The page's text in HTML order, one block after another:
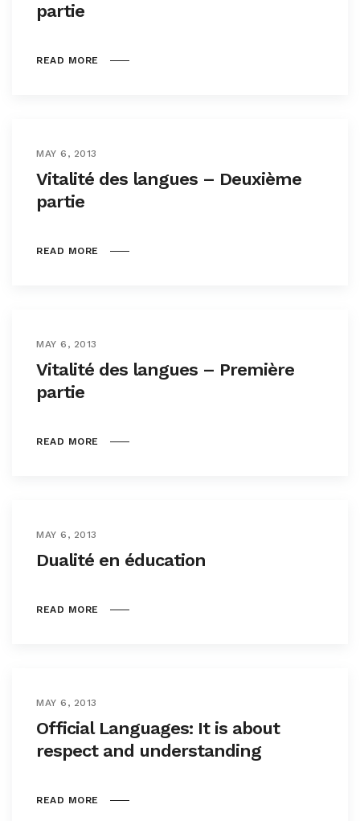
partie
READ MORE
MAY 6, 2013
Vitalité des langues – Deuxième
partie
READ MORE
MAY 6, 2013
Vitalité des langues – Première
partie
READ MORE
MAY 6, 2013
Dualité en éducation
READ MORE
MAY 6, 2013
Official Languages: It is about
respect and understanding
READ MORE